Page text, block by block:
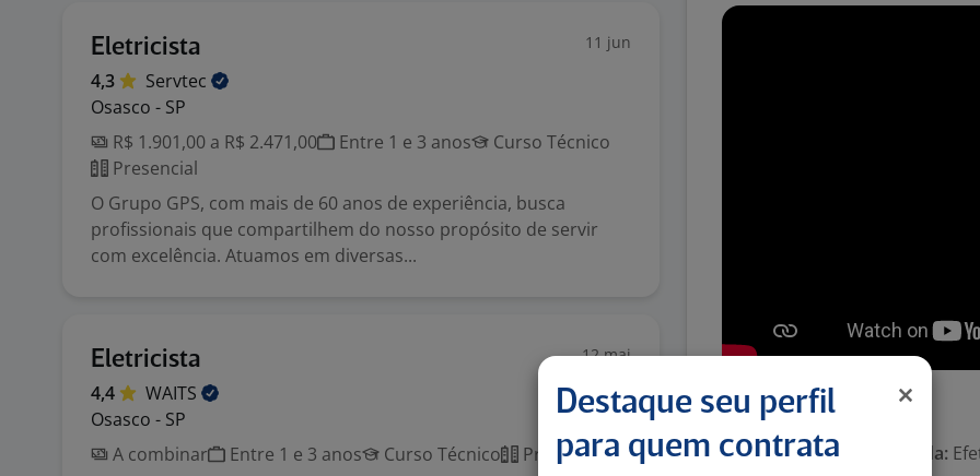
Eletricista 11 jun
4,3
Servtec
Osasco - SP
R$ 1.901,00 a R$ 2.471,00
Entre 1 e 3 anos
Curso Técnico
Presencial
O Grupo GPS, com mais de 60 anos de experiência, busca
profissionais que compartilhem do nosso propósito de servir
com excelência. Atuamos em diversas...
Eletricista 12 mai
4,4
WAITS
Osasco - SP
A combinar
Entre 1 e 3 anos Curso Técnico
Presencial
Número de vagas:
Tipo de contrato e Jornada:
Destaque seu perfil
para quem contrata